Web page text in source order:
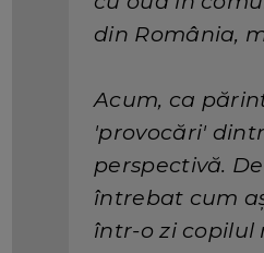
din România,
Acum, ca
'provocări'
perspectivă.
întrebat cum
într-o zi copilul